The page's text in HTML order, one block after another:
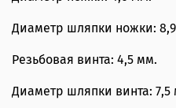
Диаметр шляпки ножки:
Резьбовая винта: 4,5 мм.
Диаметр шляпки винта: 7,5